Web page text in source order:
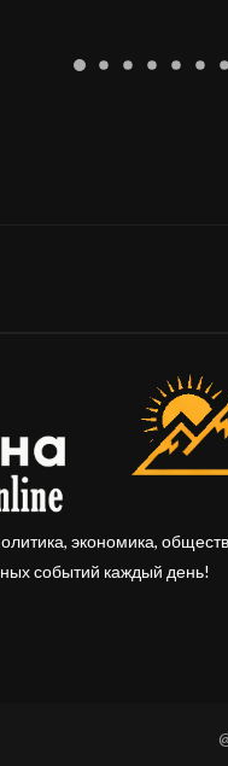
экономика,
событий каждый день!